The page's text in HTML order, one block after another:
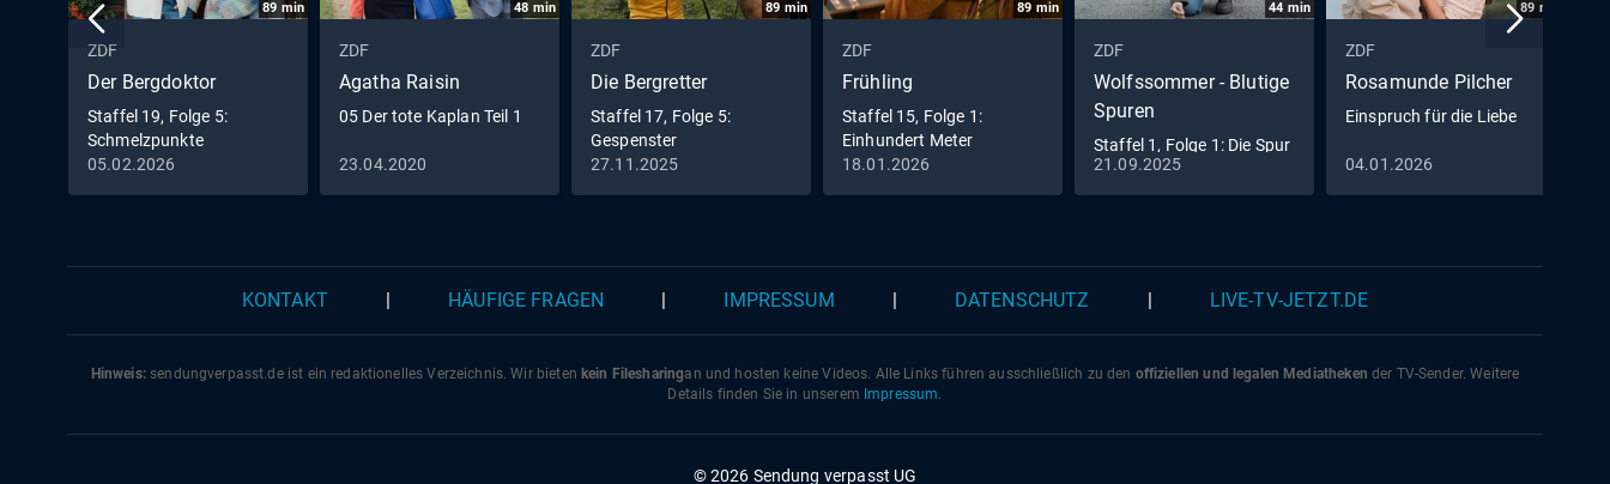
89 min
ZDF
Der Bergdoktor
Staffel 19, Folge 5:
Schmelzpunkte
05.02.2026
48 min
ZDF
Agatha Raisin
05 Der tote Kaplan Teil 1
23.04.2020
89 min
ZDF
Die Bergretter
Staffel 17, Folge 5:
Gespenster
27.11.2025
89 min
ZDF
Frühling
Staffel 15, Folge 1:
Einhundert Meter
18.01.2026
44 min
ZDF
Wolfssommer - Blutige
Spuren
Staffel 1, Folge 1: Die Spur
der Wölfe
21.09.2025
89 min
ZDF
Rosamunde Pilcher
Einspruch für die Liebe
04.01.2026
KONTAKT HÄUFIGE FRAGEN IMPRESSUM DATENSCHUTZ LIVE-TV-JETZT.DE
Hinweis:sendungverpasst.deist ein redaktionelles Verzeichnis. Wir bieten kein Filesharingan und hosten keine Videos. Alle Links führen ausschließlich zu den offiziellen und legalen Mediatheken der TV-Sender. Weitere
Details finden Sie in unserem Impressum.
© 2026 Sendung verpasst UG